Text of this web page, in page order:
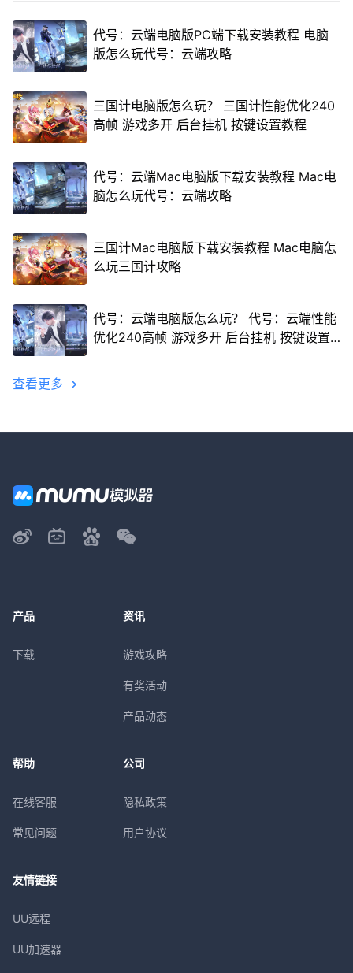
代号：云端电脑版PC端下载安装教程 电脑
版怎么玩代号：云端攻略
三国计电脑版怎么玩？ 三国计性能优化240
高帧 游戏多开 后台挂机 按键设置教程
代号：云端Mac电脑版下载安装教程 Mac电
脑怎么玩代号：云端攻略
三国计Mac电脑版下载安装教程 Mac电脑怎
么玩三国计攻略
代号：云端电脑版怎么玩？ 代号：云端性能
优化240高帧 游戏多开 后台挂机 按键设置
查看更多
产品
下载
资讯
游戏攻略
有奖活动
产品动态
帮助
在线客服
常见问题
公司
隐私政策
用户协议
友情链接
UU远程
UU加速器